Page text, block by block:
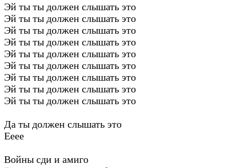
Эй ты ты должен слышать это
Эй ты ты должен слышать это
Эй ты ты должен слышать это
Эй ты ты должен слышать это
Эй ты ты должен слышать это
Эй ты ты должен слышать это
Эй ты ты должен слышать это
Эй ты ты должен слышать это
Эй ты ты должен слышать это
Да ты должен слышать это
Ееее
Войны сди и амиго